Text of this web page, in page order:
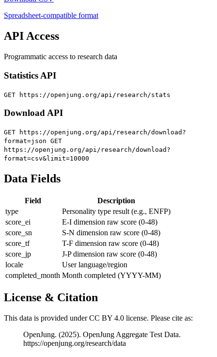
Spreadsheet-compatible format
API Access
Programmatic access to research data
Statistics API
GET https://openjung.org/api/research/stats
Download API
GET https://openjung.org/api/research/download?
format=json GET
https://openjung.org/api/research/download?
format=csv&limit=10000
Data Fields
Field
Description
type
Personality type result (e.g., ENFP)
score_ei
E-I dimension raw score (0-48)
score_sn
S-N dimension raw score (0-48)
score_tf
T-F dimension raw score (0-48)
score_jp
J-P dimension raw score (0-48)
locale
User language/region
completed_month Month completed (YYYY-MM)
License & Citation
This data is provided under CC BY 4.0 license. Please cite as:
OpenJung. (2025). OpenJung Aggregate Test Data.
https://openjung.org/research/data